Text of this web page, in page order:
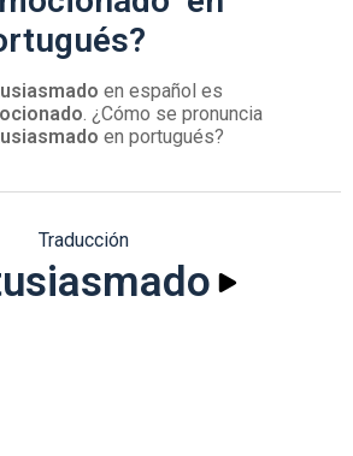
en español es
. ¿Cómo se pronuncia
en portugués?
Traducción